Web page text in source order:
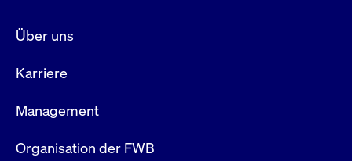
Über uns
Karriere
Management
Organisation der FWB